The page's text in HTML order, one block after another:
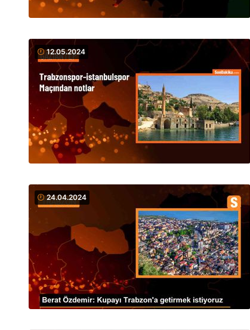
12.05.2024
24.04.2024